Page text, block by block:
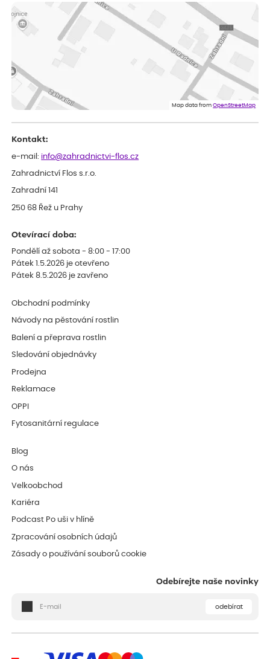
Měla jsem pouze 1objednavku a zatím jsem spokojená se
sazenicemi
Miroslava
Rostliny byly v pořádku, dobře zabalené, celková spokojenost.
Doporučuji :). Spokojenost, stromky v pěkném stavu. Jediné, co
my chybělo, bylo komunikování nedostupného zboží před
Map data fromOpenStreetMap
Kontakt:
e-mail: info@zahradnictvi-flos.cz
Zahradnictví Flos s.r.o.
Zahradní 141
250 68 Řež u Prahy
Otevírací doba:
Pondělí až sobota - 8:00 - 17:00
Pátek 1.5.2026 je otevřeno
Pátek 8.5.2026 je zavřeno
Obchodní podmínky
Návody na pěstování rostlin
Balení a přeprava rostlin
Sledování objednávky
Prodejna
Reklamace
OPPI
Fytosanitární regulace
Blog
O nás
Velkoobchod
Kariéra
Podcast Po uši v hlíně
Zpracování osobních údajů
Zásady o používání souborů cookie
Odebírejte naše novinky
odebírat